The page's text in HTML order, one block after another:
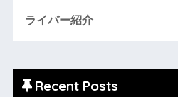
ライバー紹介
Recent Posts